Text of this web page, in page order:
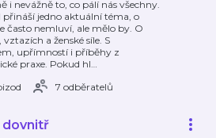
i nevážně to, co pálí nás všechny.
přináší jedno aktuální téma, o
často nemluví, ale mělo by. O
a ženské síle. S
upřímností i příběhy z
praxe. Pokud hl…
7 odběratelů
dovnitř